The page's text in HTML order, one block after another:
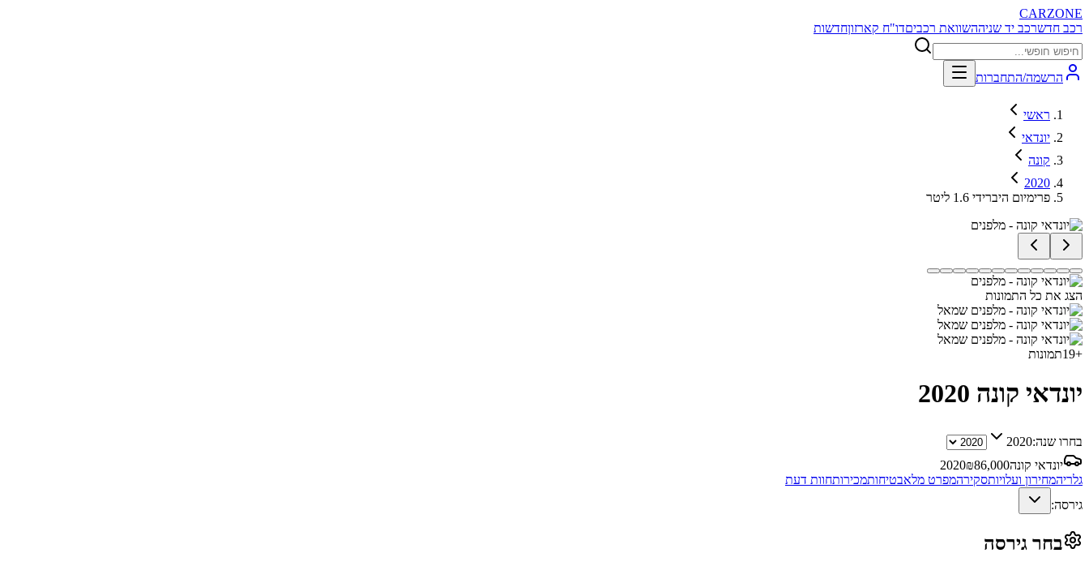
CARZONE
רכב חדשרכב יד שניההשוואת רכביםדו"ח קארזוןחדשות
הרשמה/התחברות
ראשי
יונדאי
קונה
2020
פרימיום היברידי 1.6 ליטר
הצג את כל התמונות
+
19תמונות
יונדאי קונה 2020
בחרו שנה:2020
יונדאי קונה
2020₪86,000
גלריהמחירון ועלויותסקירהמפרט מלאבטיחותמכירותחוות דעת
גירסה:
בחר גירסה